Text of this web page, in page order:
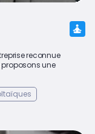
reconnue
proposons une